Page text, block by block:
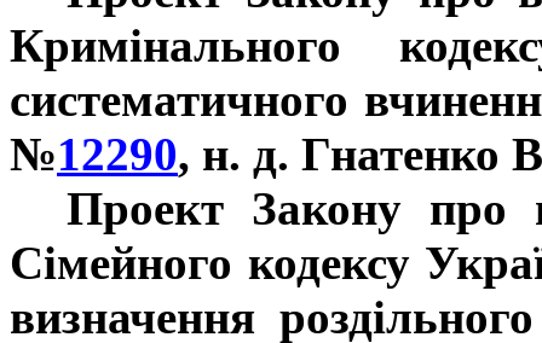
Кримінального
систематичного
№12290, н. д. Гнатенко
Проект Закону про
Сімейного кодексу
визначення